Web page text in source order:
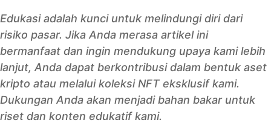
Edukasi adalah kunci untuk melindungi diri dari
risiko pasar. Jika Anda merasa artikel ini
bermanfaat dan ingin mendukung upaya kami lebih
lanjut, Anda dapat berkontribusi dalam bentuk aset
kripto atau melalui koleksi NFT eksklusif kami.
Dukungan Anda akan menjadi bahan bakar untuk
riset dan konten edukatif kami.